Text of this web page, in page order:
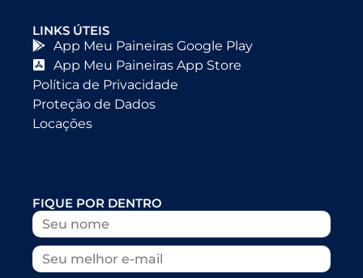
LINKS ÚTEIS
App Meu Paineiras Google Play
App Meu Paineiras App Store
Política de Privacidade
Proteção de Dados
Locações
FIQUE POR DENTRO